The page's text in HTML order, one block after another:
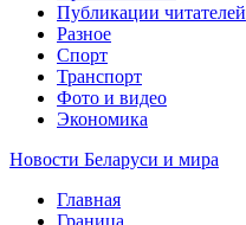
Публикации читателей
Разное
Спорт
Транспорт
Фото и видео
Экономика
Новости Беларуси и мира
Главная
Граница